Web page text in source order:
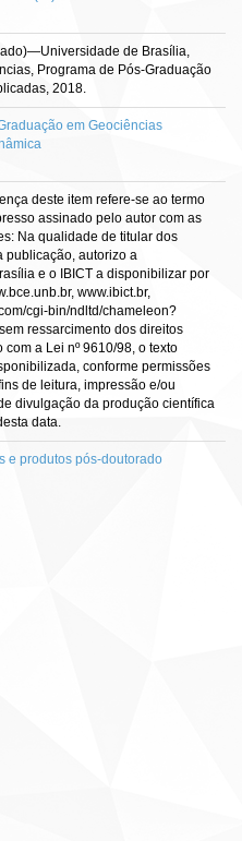
de Brasília,
Programa de Pós-Graduação
2018.
em Geociências
deste item refere-se ao termo
assinado pelo autor com as
Na qualidade de titular dos
publicação, autorizo a
e o IBICT a disponibilizar por
www.ibict.br,
cgi-bin/ndltd/chameleon?
ressarcimento dos direitos
a Lei nº 9610/98, o texto
conforme permissões
de leitura, impressão e/ou
divulgação da produção científica
data.
e produtos pós-doutorado